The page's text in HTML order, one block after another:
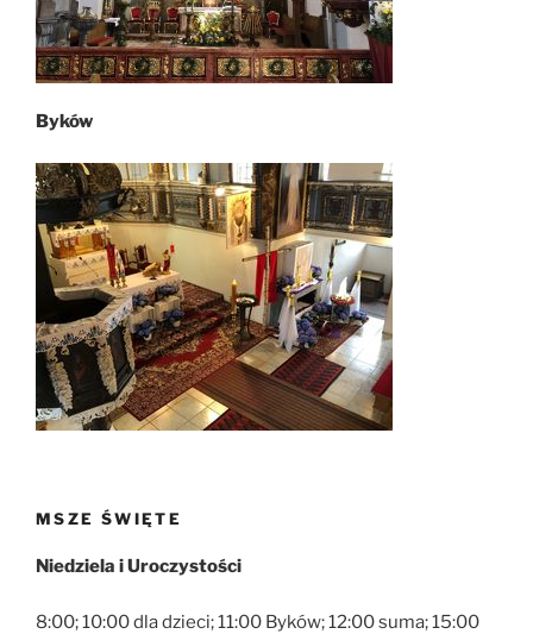
Byków
MSZE ŚWIĘTE
Niedziela i Uroczystości
8:00; 10:00 dla dzieci; 11:00 Byków; 12:00 suma; 15:00